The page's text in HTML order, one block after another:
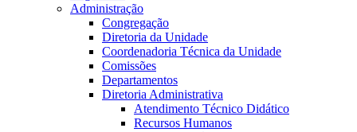
Administração
Congregação
Diretoria da Unidade
Coordenadoria Técnica da Unidade
Comissões
Departamentos
Diretoria Administrativa
Atendimento Técnico Didático
Recursos Humanos